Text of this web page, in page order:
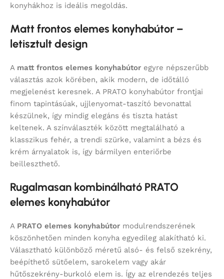
konyhákhoz is ideális megoldás.
Matt frontos elemes konyhabútor –
letisztult design
A matt frontos elemes konyhabútor egyre népszerűbb
választás azok körében, akik modern, de időtálló
megjelenést keresnek. A PRATO konyhabútor frontjai
finom tapintásúak, ujjlenyomat-taszító bevonattal
készülnek, így mindig elegáns és tiszta hatást
keltenek. A színválaszték között megtalálható a
klasszikus fehér, a trendi szürke, valamint a bézs és
krém árnyalatok is, így bármilyen enteriőrbe
beilleszthető.
Rugalmasan kombinálható PRATO
elemes konyhabútor
A PRATO elemes konyhabútor modulrendszerének
köszönhetően minden konyha egyedileg alakítható ki.
Választható különböző méretű alsó- és felső szekrény,
beépíthető sütőelem, sarokelem vagy akár
hűtőszekrény-burkoló elem is. Így az elrendezés teljes